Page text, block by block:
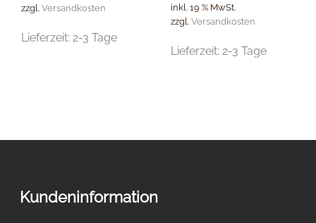
zzgl. Versandkosten
Lieferzeit: 2-3 Tage
inkl. 19 % MwSt.
zzgl.Versandkosten
Lieferzeit:2-3 Tage
Kundeninformation